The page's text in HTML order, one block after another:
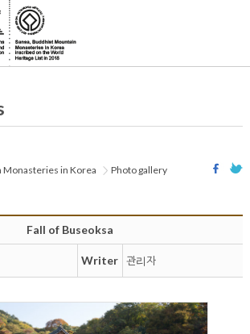
in Korea Photo gallery
Fall of Buseoksa
Writer 관리자